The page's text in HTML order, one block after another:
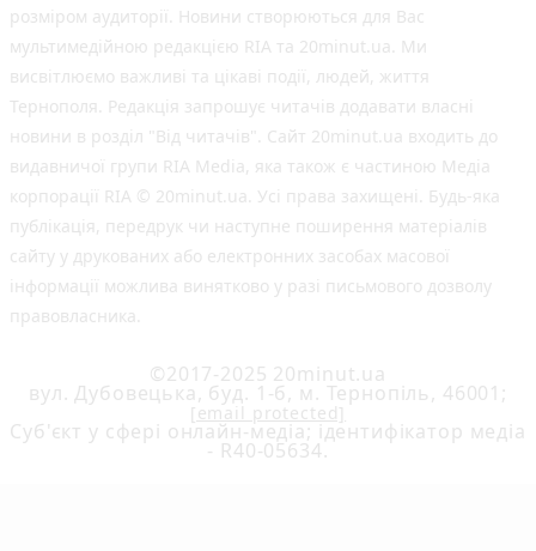
розміром аудиторії. Новини створюються для Вас
мультимедійною редакцією RIA та 20minut.ua. Ми
висвітлюємо важливі та цікаві події, людей, життя
Тернополя. Редакція запрошує читачів додавати власні
новини в розділ "Від читачів". Сайт 20minut.ua входить до
видавничої групи RIA Media, яка також є частиною Медіа
корпорації RIA © 20minut.ua. Усі права захищені. Будь-яка
публiкацiя, передрук чи наступне поширення матеріалів
сайту у друкованих або електронних засобах масової
інформації можлива винятково у разі письмового дозволу
правовласника.
©2017-2025 20minut.ua
вул. Дубовецька, буд. 1-б, м. Тернопіль, 46001;
[email protected]
Cуб'єкт у сфері онлайн-медіа; ідентифікатор медіа
- R40-05634.